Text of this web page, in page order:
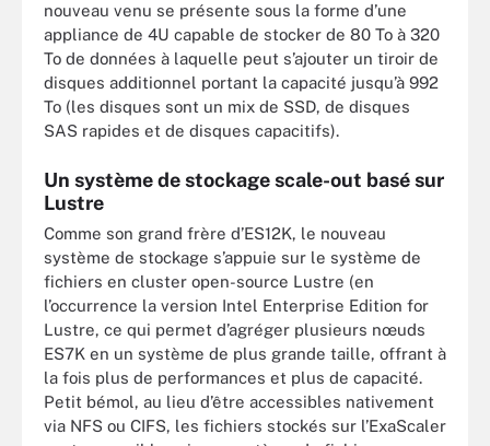
nouveau venu se présente sous la forme d’une
appliance de 4U capable de stocker de 80 To à 320
To de données à laquelle peut s’ajouter un tiroir de
disques additionnel portant la capacité jusqu’à 992
To (les disques sont un mix de SSD, de disques
SAS rapides et de disques capacitifs).
Un système de stockage scale-out basé sur
Lustre
Comme son grand frère d’ES12K, le nouveau
système de stockage s’appuie sur le système de
fichiers en cluster open-source Lustre (en
l’occurrence la version Intel Enterprise Edition for
Lustre, ce qui permet d’agréger plusieurs nœuds
ES7K en un système de plus grande taille, offrant à
la fois plus de performances et plus de capacité.
Petit bémol, au lieu d’être accessibles nativement
via NFS ou CIFS, les fichiers stockés sur l’ExaScaler